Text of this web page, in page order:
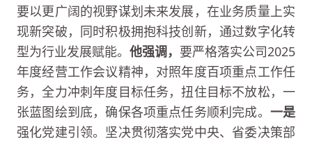
要以更广阔的视野谋划未来发展，在业务质量上实
现新突破，同时积极拥抱科技创新，通过数字化转
型为行业发展赋能。 他强调， 要严格落实公司2025
年度经营工作会议精神，对照年度百项重点工作任
务，全力冲刺年度目标任务，扭住目标不放松，一
张蓝图绘到底，确保各项重点任务顺利完成。 一是
强化党建引领。坚决贯彻落实党中央、省委决策部